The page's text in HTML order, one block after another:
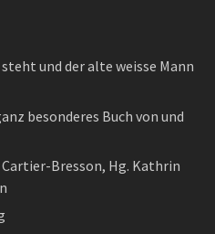
und der alte weisse Mann
besonderes Buch von und
Bresson, Hg. Kathrin